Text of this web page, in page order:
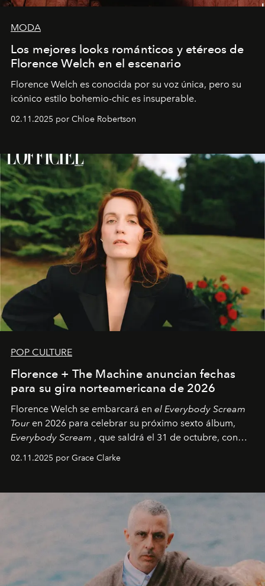
MODA
Los mejores looks románticos y etéreos de
Florence Welch en el escenario
Florence Welch es conocida por su voz única, pero su
icónico estilo bohemio-chic es insuperable.
02.11.2025 por Chloe Robertson
POP CULTURE
Florence + The Machine anuncian fechas
para su gira norteamericana de 2026
Florence Welch se embarcará en el Everybody Scream
Tour en 2026 para celebrar su próximo sexto álbum,
Everybody Scream , que saldrá el 31 de octubre, con
fechas en Norteamérica a partir de abril del próximo
02.11.2025 por Grace Clarke